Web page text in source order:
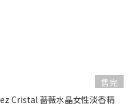
售完
Cristal 薔薇水晶女性淡香精